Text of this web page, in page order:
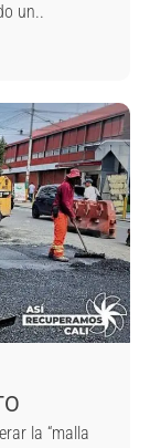
un..
la “malla